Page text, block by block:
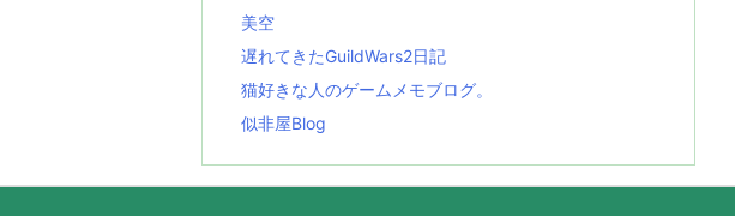
美空
遅れてきたGuildWars2日記
猫好きな人のゲームメモブログ。
似非屋Blog